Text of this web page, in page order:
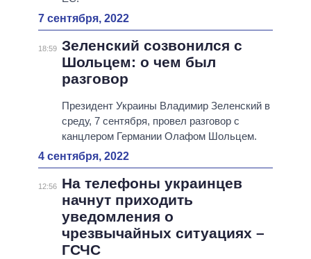
7 сентября, 2022
18:59 Зеленский созвонился с
Шольцем: о чем был
разговор
Президент Украины Владимир Зеленский в
среду, 7 сентября, провел разговор с
канцлером Германии Олафом Шольцем.
4 сентября, 2022
12:56
На телефоны украинцев
начнут приходить
уведомления о
чрезвычайных ситуациях –
ГСЧС